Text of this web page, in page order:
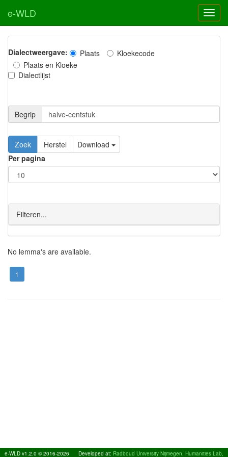
e-WLD
Dialectweergave: Plaats
Kloekecode
Plaats en Kloeke
Dialectlijst
Begrip
Zoek Herstel
Download
Per pagina
Filteren...
No lemma's are available.
1
e-WLD v1.2.0 © 2016-2026 Developed at: Radboud University Nijmegen, Humanities Lab,